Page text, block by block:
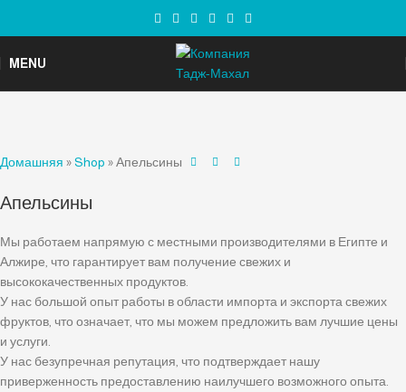
MENU
Домашняя »Shop »Апельсины
Апельсины
Мы работаем напрямую с местными производителями в Египте и
Алжире, что гарантирует вам получение свежих и
высококачественных продуктов.
У нас большой опыт работы в области импорта и экспорта свежих
фруктов, что означает, что мы можем предложить вам лучшие цены
и услуги.
У нас безупречная репутация, что подтверждает нашу
приверженность предоставлению наилучшего возможного опыта.